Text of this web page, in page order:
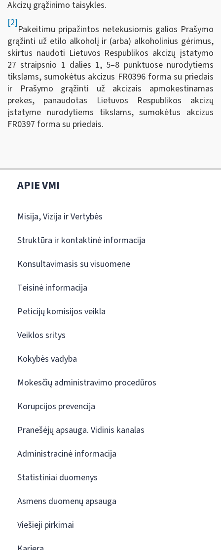
Akcizų grąžinimo taisykles.
[2]
Pakeitimu pripažintos netekusiomis galios Prašymo
grąžinti už etilo alkoholį ir (arba) alkoholinius gėrimus,
skirtus naudoti Lietuvos Respublikos akcizų įstatymo
27 straipsnio 1 dalies 1, 5–8 punktuose nurodytiems
tikslams, sumokėtus akcizus FR0396 forma su priedais
ir Prašymo grąžinti už akcizais apmokestinamas
prekes, panaudotas Lietuvos Respublikos akcizų
įstatyme nurodytiems tikslams, sumokėtus akcizus
FR0397 forma su priedais.
APIE VMI
Misija, Vizija ir Vertybės
Struktūra ir kontaktinė informacija
Konsultavimasis su visuomene
Teisinė informacija
Peticijų komisijos veikla
Veiklos sritys
Kokybės vadyba
Mokesčių administravimo procedūros
Korupcijos prevencija
Pranešėjų apsauga. Vidinis kanalas
Administracinė informacija
Statistiniai duomenys
Asmens duomenų apsauga
Viešieji pirkimai